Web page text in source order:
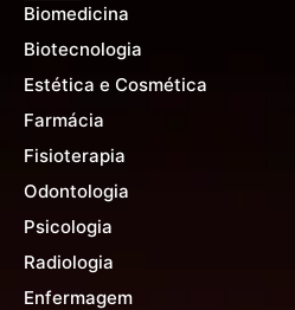
Biomedicina
Biotecnologia
Estética e Cosmética
Farmácia
Fisioterapia
Odontologia
Psicologia
Radiologia
Enfermagem